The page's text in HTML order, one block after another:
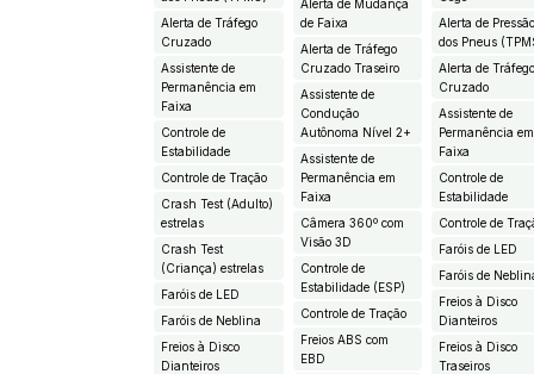
Alerta de Tráfego
Cruzado
Assistente de
Permanência em
Faixa
Controle de
Estabilidade
Controle de Tração
Crash Test (Adulto)
estrelas
Crash Test
(Criança) estrelas
Faróis de LED
Faróis de Neblina
Freios à Disco
Dianteiros
Alerta de Mudança
de Faixa
Alerta de Tráfego
Cruzado Traseiro
Assistente de
Condução
Autônoma Nível 2+
Assistente de
Permanência em
Faixa
Câmera 360º com
Visão 3D
Controle de
Estabilidade (ESP)
Controle de Tração
Freios ABS com
EBD
Alerta de
dos Pneus
Alerta de
Cruzado
Assistente de
Permanência em
Faixa
Controle de
Estabilidade
Controle de
Faróis de LED
Faróis de
Freios à Disco
Dianteiros
Freios à Disco
Traseiros